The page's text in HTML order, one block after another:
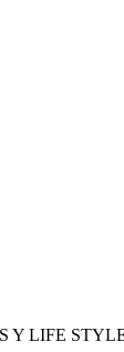
LIFE STYLE